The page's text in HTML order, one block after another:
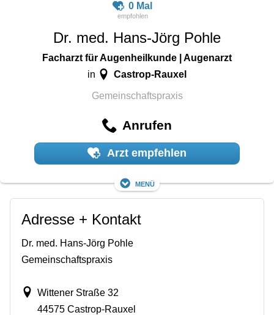
0 Mal
Dr. med. Hans-Jörg Pohle
Facharzt für Augenheilkunde | Augenarzt
in Castrop-Rauxel
Gemeinschaftspraxis
Anrufen
Arzt empfehlen
Menü
Adresse + Kontakt
Dr. med. Hans-Jörg Pohle
Gemeinschaftspraxis
Wittener Straße 32
44575 Castrop-Rauxel